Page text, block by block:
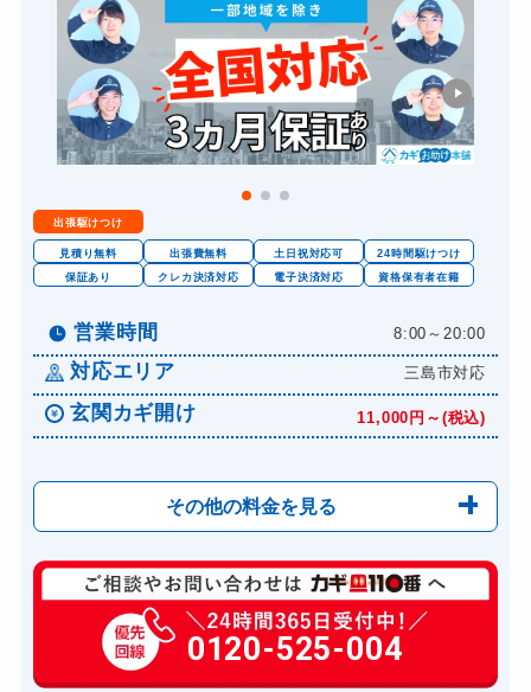
出張駆けつけ
見積り無料 出張費無料 土日祝対応可
24時間駆けつけ
保証あり
クレカ決済対応 電子決済対応 資格保有者在籍
営業時間 8:00～20:00
対応エリア 三島市対応
玄関カギ開け 11,000円～(税込)
その他の料金を見る
玄関カギ修理 6,600円～(税込)
玄関カギ作成 14,300円～(税込)
玄関カギ交換 14,300円～(税込)
0120-525-004